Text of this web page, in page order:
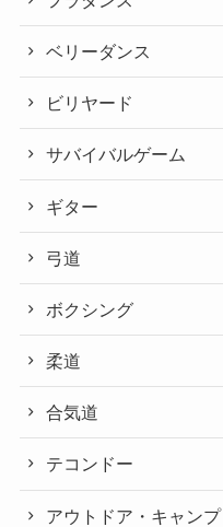
ベリーダンス
ビリヤード
サバイバルゲーム
ギター
弓道
ボクシング
柔道
合気道
テコンドー
アウトドア・キャンプ